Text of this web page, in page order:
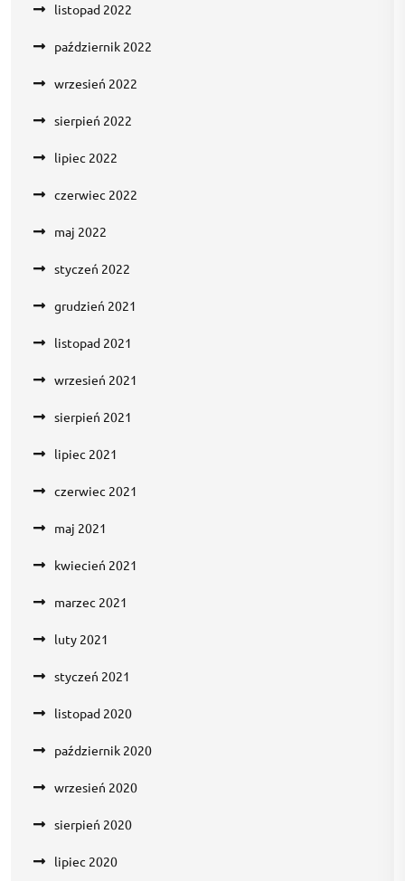
listopad 2022
październik 2022
wrzesień 2022
sierpień 2022
lipiec 2022
czerwiec 2022
maj 2022
styczeń 2022
grudzień 2021
listopad 2021
wrzesień 2021
sierpień 2021
lipiec 2021
czerwiec 2021
maj 2021
kwiecień 2021
marzec 2021
luty 2021
styczeń 2021
listopad 2020
październik 2020
wrzesień 2020
sierpień 2020
lipiec 2020